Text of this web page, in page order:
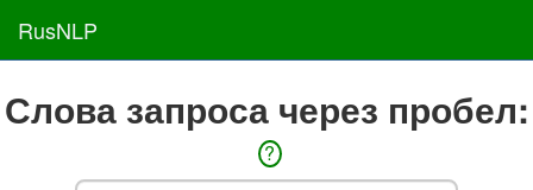
RusNLP
Слова запроса через пробел:
?